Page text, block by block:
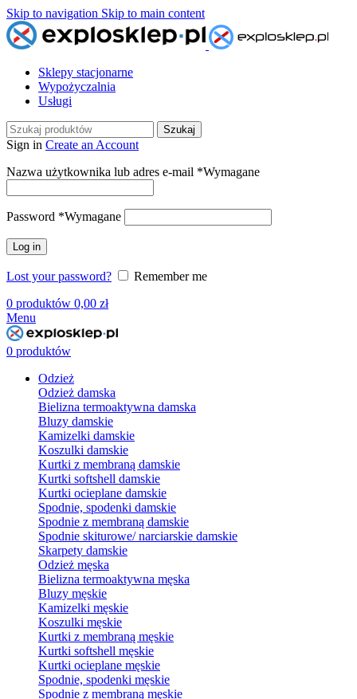
Skip to navigation Skip to main content
Sklepy stacjonarne
Wypożyczalnia
Usługi
Szukaj
Sign in Create an Account
Nazwa użytkownika lub adres e-mail *Wymagane
Password *Wymagane
Log in
Lost your password?
Remember me
0 produktów 0,00 zł
Menu
0 produktów
Odzież
Odzież damska
Bielizna termoaktywna damska
Bluzy damskie
Kamizelki damskie
Koszulki damskie
Kurtki z membraną damskie
Kurtki softshell damskie
Kurtki ocieplane damskie
Spodnie, spodenki damskie
Spodnie z membraną damskie
Spodnie skiturowe/ narciarskie damskie
Skarpety damskie
Odzież męska
Bielizna termoaktywna męska
Bluzy męskie
Kamizelki męskie
Koszulki męskie
Kurtki z membraną męskie
Kurtki softshell męskie
Kurtki ocieplane męskie
Spodnie, spodenki męskie
Spodnie z membraną męskie